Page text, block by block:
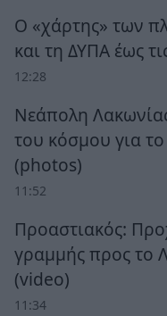
Ο «χάρτης» των
και τη ΔΥΠΑ έως
12:28
Νεάπολη
του κόσμου για
(photos)
11:52
Προαστιακός:
γραμμής προς το
(video)
11:34